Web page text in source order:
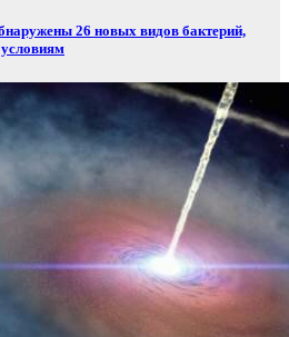
26 новых видов бактерий,